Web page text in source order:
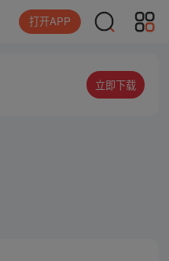
打开APP
立即下载